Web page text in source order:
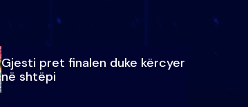
Gjesti pret finalen duke kërcyer
në shtëpi